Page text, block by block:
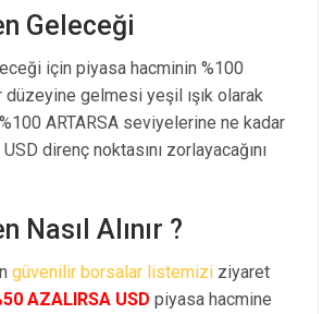
Geleceği
için piyasa hacminin %100
düzeyine gelmesi yeşil ışık olarak
ARTARSA seviyelerine ne kadar
direnç noktasını zorlayacağını
Nasıl Alınır ?
güvenilir borsalar listemizi ziyaret
AZALIRSA USD piyasa hacmine